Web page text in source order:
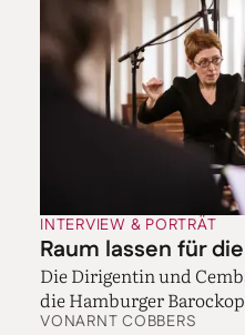
INTERVIEW & PORTRÄT
Raum lassen für
Die Dirigentin und
die Hamburger
VONARNT COBBERS